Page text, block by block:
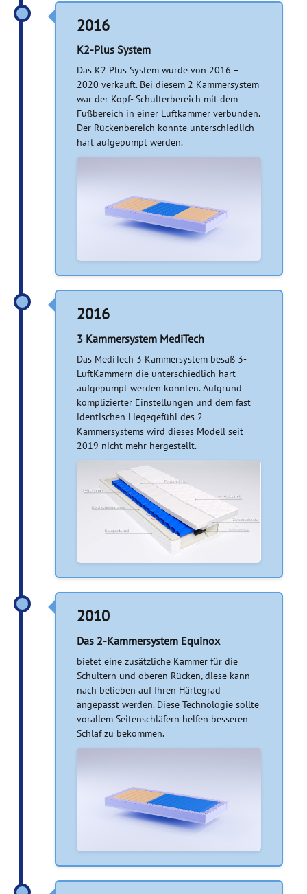
2016
K2-Plus System
Das K2 Plus System wurde von 2016 –
2020 verkauft. Bei diesem 2 Kammersystem
war der Kopf- Schulterbereich mit dem
Fußbereich in einer Luftkammer verbunden.
Der Rückenbereich konnte unterschiedlich
hart aufgepumpt werden.
2016
3 Kammersystem MediTech
Das MediTech 3 Kammersystem besaß 3-
LuftKammern die unterschiedlich hart
aufgepumpt werden konnten. Aufgrund
komplizierter Einstellungen und dem fast
identischen Liegegefühl des 2
Kammersystems wird dieses Modell seit
2019 nicht mehr hergestellt.
2010
Das 2-Kammersystem Equinox
bietet eine zusätzliche Kammer für die
Schultern und oberen Rücken, diese kann
nach belieben auf Ihren Härtegrad
angepasst werden. Diese Technologie sollte
vorallem Seitenschläfern helfen besseren
Schlaf zu bekommen.